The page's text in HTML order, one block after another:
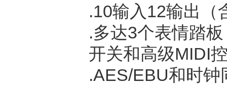
.10输入12输出（
.多达3个表情踏
开关和高级MIDI
.AES/EBU和时